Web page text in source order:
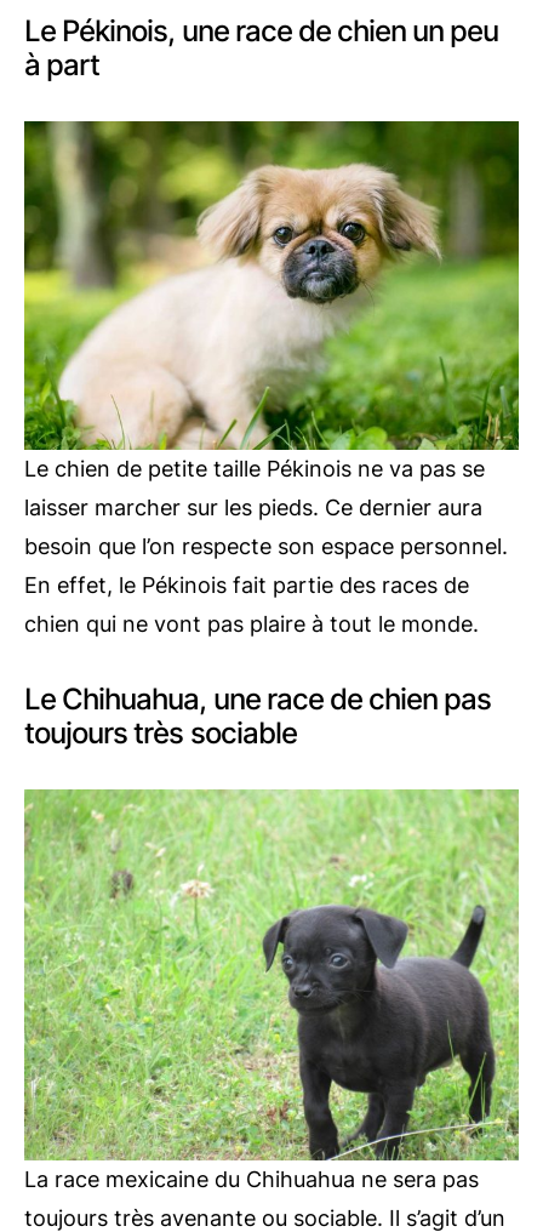
Le Pékinois, une race de chien un peu
à part
Le chien de petite taille Pékinois ne va pas se
laisser marcher sur les pieds. Ce dernier aura
besoin que l’on respecte son espace personnel.
En effet, le Pékinois fait partie des races de
chien qui ne vont pas plaire à tout le monde.
Le Chihuahua, une race de chien pas
toujours très sociable
La race mexicaine du Chihuahua ne sera pas
toujours très avenante ou sociable. Il s’agit d’un